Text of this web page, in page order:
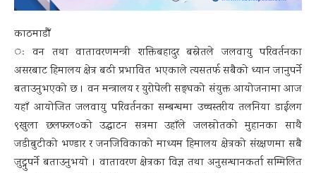
काठमाडौँ
ः वन तथा वातावरणमन्त्री शक्तिबहादुर बस्नेतले जलवायु परिवर्तनका
असरबाट हिमालय क्षेत्र बढी प्रभावित भएकाले त्यसतर्फ सबैको ध्यान जानुपर्ने
बताउनुभएको छ । वन मन्त्रालय र युरोपेली सङ्घको संयुक्त आयोजनामा आज
यहाँ आयोजित जलवायु परिवर्तनका सम्बन्धमा उच्चस्तरीय तलनिया डाईलग
९खुला छलफल०को उद्घाटन सत्रमा उहाँले जलस्रोतको मुहानका साथै
जडीबुटीको भण्डार र जनजिविकाको माध्यम हिमालय क्षेत्रको संरक्षणमा सबै
जुट्नुपर्ने बताउनुभयो । वातावरण क्षेत्रका विज्ञ तथा अनुसन्धानकर्ता सम्मिलित